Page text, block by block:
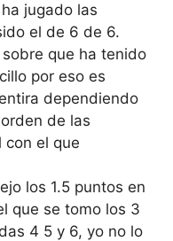
jugado las
el de 6 de 6.
que ha tenido
por eso es
dependiendo
de las
con el que
los 1.5 puntos en
que se tomo los 3
4 5 y 6, yo no lo